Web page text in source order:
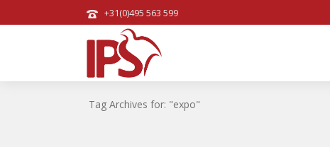
+31(0)495 563 599
Tag Archives for: "expo"